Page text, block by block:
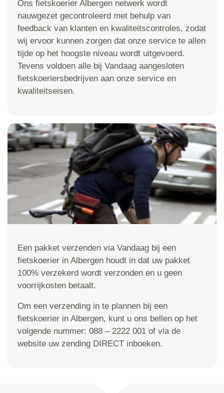
Ons fietskoerier Albergen netwerk wordt
nauwgezet gecontroleerd met behulp van
feedback van klanten en kwaliteitscontroles, zodat
wij ervoor kunnen zorgen dat onze service te allen
tijde op het hoogste niveau wordt uitgevoerd.
Tevens voldoen alle bij Vandaag aangesloten
fietskoeriersbedrijven aan onze service en
kwaliteitseisen.
Een pakket verzenden via Vandaag bij een
fietskoerier in Albergen houdt in dat uw pakket
100% verzekerd wordt verzonden en u geen
voorrijkosten betaalt.
Om een verzending in te plannen bij een
fietskoerier in Albergen, kunt u ons bellen op het
volgende nummer: 088 – 2222 001 of via de
website uw zending DIRECT inboeken.